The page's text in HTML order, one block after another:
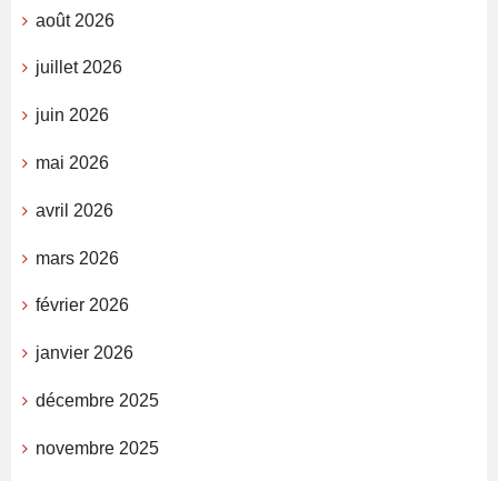
août 2026
juillet 2026
juin 2026
mai 2026
avril 2026
mars 2026
février 2026
janvier 2026
décembre 2025
novembre 2025